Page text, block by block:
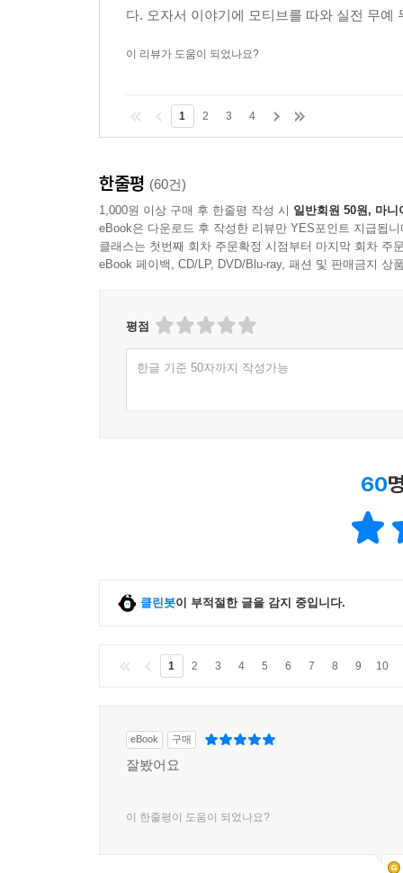
다. 오자서 이야기에 모티브를 따와 실전 무
이 리뷰가 도움이 되었나요?
1 2 3 4
한줄평 (60건)
1,000원 이상 구매 후 한줄평 작성 시 일반회원 50원, 마니
eBook은 다운로드 후 작성한 리뷰만 YES포인트 지급됩니
클래스는 첫번째 회차 주문확정 시점부터 마지막 회차 주
eBook 페이백, CD/LP, DVD/Blu-ray, 패션 및 판매금지 상
평점
한글 기준 50자까지 작성가능
60
클린봇이 부적절한 글을 감지 중입니다.
1 2 3 4 5 6 7 8 9 10
eBook 구매
잘봤어요
이 한줄평이 도움이 되었나요?